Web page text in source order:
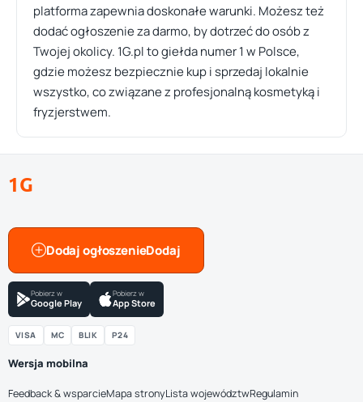
platforma zapewnia doskonałe warunki. Możesz też
dodać ogłoszenie za darmo, by dotrzeć do osób z
Twojej okolicy. 1G.pl to giełda numer 1 w Polsce,
gdzie możesz bezpiecznie kup i sprzedaj lokalnie
wszystko, co związane z profesjonalną kosmetyką i
fryzjerstwem.
1G
Dodaj ogłoszenie
Pobierz w
Google Play
Pobierz w
App Store
VISA MC BLIK P24
Wersja mobilna
Feedback & wsparcieMapa stronyLista województwRegulamin